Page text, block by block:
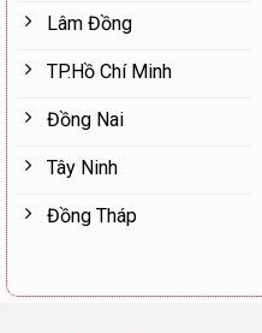
Lâm Đồng
TP.Hồ Chí Minh
Đồng Nai
Tây Ninh
Đồng Tháp